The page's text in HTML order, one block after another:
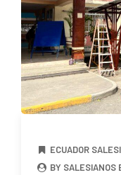
ECUADOR
BY SALESIANOS